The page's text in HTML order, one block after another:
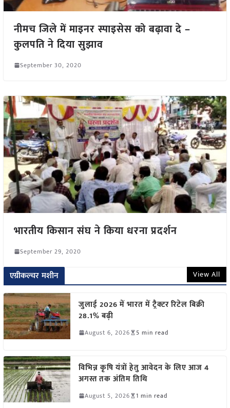
नीमच जिले में माइनर स्पाइसेस को बढ़ावा दे –
कुलपति ने दिया सुझाव
September 30, 2020
भारतीय किसान संघ ने किया धरना प्रदर्शन
September 29, 2020
एग्रीकल्चर मशीन View All
जुलाई 2026 में भारत में ट्रैक्टर रिटेल बिक्री
28.1% बढ़ी
August 6, 2026 5 min read
विभिन्न कृषि यंत्रों हेतु आवेदन के लिए आज 4
अगस्त तक अंतिम तिथि
August 5, 2026 1 min read